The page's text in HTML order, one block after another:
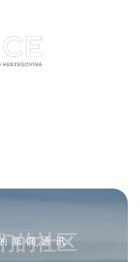
新闻通讯
的社区